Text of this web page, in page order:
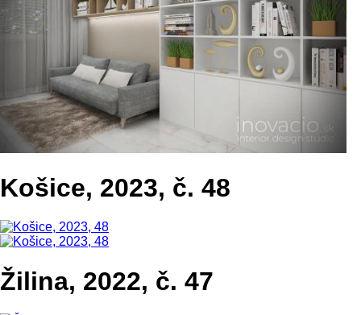
Košice, 2023, č. 48
Žilina, 2022, č. 47